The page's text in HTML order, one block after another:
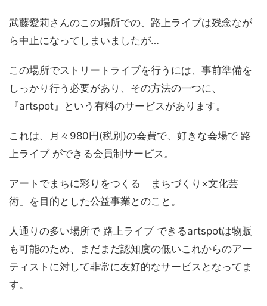
武藤愛莉さんのこの場所での、路上ライブは残念なが
ら中止になってしまいましたが…
この場所でストリートライブを行うには、事前準備を
しっかり行う必要があり、その方法の一つに、
『artspot』という有料のサービスがあります。
これは、月々980円(税別)の会費で、好きな会場で 路
上ライブ ができる会員制サービス。
アートでまちに彩りをつくる「まちづくり×文化芸
術」を目的とした公益事業とのこと。
人通りの多い場所で 路上ライブ できるartspotは物販
も可能のため、まだまだ認知度の低いこれからのアー
ティストに対して非常に友好的なサービスとなってま
す。